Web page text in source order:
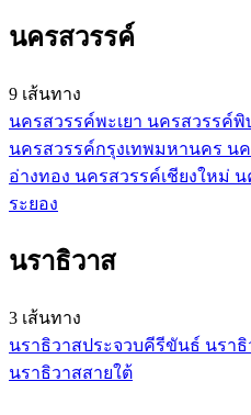
นครสวรรค์
9 เส้นทาง
นครสวรรค์พะเยา นครสวรรค์พิ
นครสวรรค์กรุงเทพมหานคร น
อ่างทอง นครสวรรค์เชียงใหม่ น
ระยอง
นราธิวาส
3 เส้นทาง
นราธิวาสประจวบคีรีขันธ์ นราธิ
นราธิวาสสายใต้